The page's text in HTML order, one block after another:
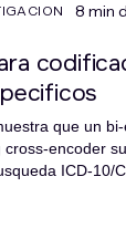
8 min
que un
encoder
ICD-10/